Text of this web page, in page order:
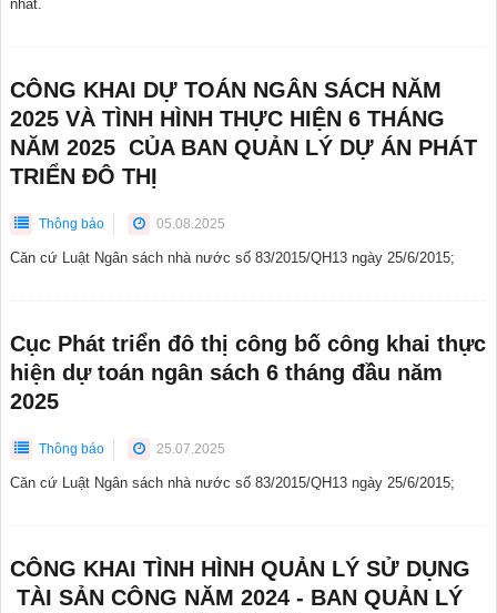
nhất.
CÔNG KHAI DỰ TOÁN NGÂN SÁCH NĂM
2025 VÀ TÌNH HÌNH THỰC HIỆN 6 THÁNG
NĂM 2025 CỦA BAN QUẢN LÝ DỰ ÁN PHÁT
TRIỂN ĐÔ THỊ
Thông báo 05.08.2025
Căn cứ Luật Ngân sách nhà nước số 83/2015/QH13 ngày 25/6/2015;
Cục Phát triển đô thị công bố công khai thực
hiện dự toán ngân sách 6 tháng đầu năm
2025
Thông báo 25.07.2025
Căn cứ Luật Ngân sách nhà nước số 83/2015/QH13 ngày 25/6/2015;
CÔNG KHAI TÌNH HÌNH QUẢN LÝ SỬ DỤNG
TÀI SẢN CÔNG NĂM 2024 - BAN QUẢN LÝ